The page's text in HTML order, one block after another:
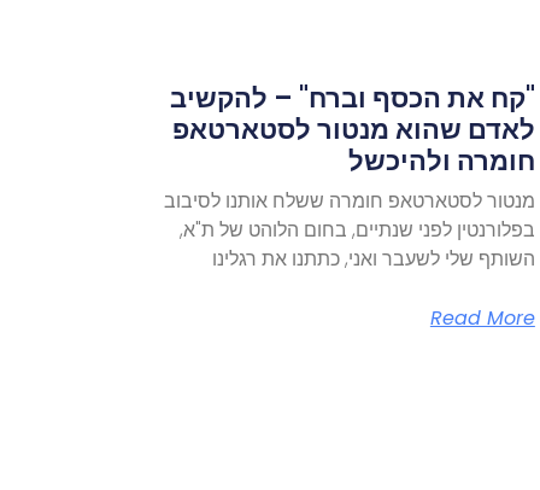
"קח את הכסף וברח" – להקשיב
לאדם שהוא מנטור לסטארטאפ
חומרה ולהיכשל
מנטור לסטארטאפ חומרה ששלח אותנו לסיבוב
בפלורנטין לפני שנתיים, בחום הלוהט של ת"א,
השותף שלי לשעבר ואני, כתתנו את רגלינו
Read More